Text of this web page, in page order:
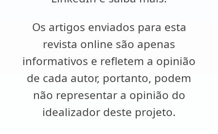
Os artigos enviados para esta
revista online são apenas
informativos e refletem a opinião
de cada autor, portanto, podem
não representar a opinião do
idealizador deste projeto.